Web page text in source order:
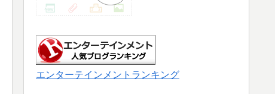
エンターテインメントランキング